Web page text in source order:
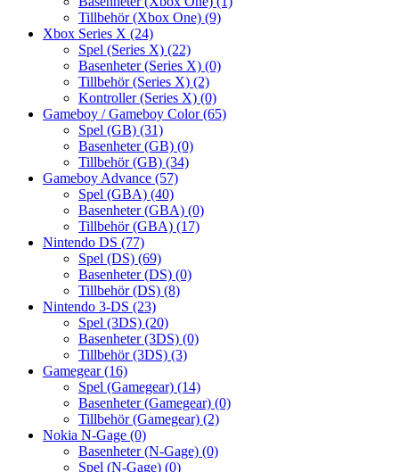
Tillbehör (Xbox One) (9)
Xbox Series X (24)
Spel (Series X) (22)
Basenheter (Series X) (0)
Tillbehör (Series X) (2)
Kontroller (Series X) (0)
Gameboy / Gameboy Color(65)
Spel (GB) (31)
Basenheter (GB) (0)
Tillbehör (GB) (34)
Gameboy Advance (57)
Spel (GBA) (40)
Basenheter (GBA) (0)
Tillbehör (GBA) (17)
Nintendo DS (77)
Spel (DS) (69)
Basenheter (DS) (0)
Tillbehör (DS) (8)
Nintendo 3-DS (23)
Spel (3DS) (20)
Basenheter (3DS) (0)
Tillbehör (3DS) (3)
Gamegear(16)
Spel (Gamegear) (14)
Basenheter (Gamegear) (0)
Tillbehör (Gamegear) (2)
Nokia N-Gage (0)
Basenheter (N-Gage) (0)
Spel (N-Gage) (0)